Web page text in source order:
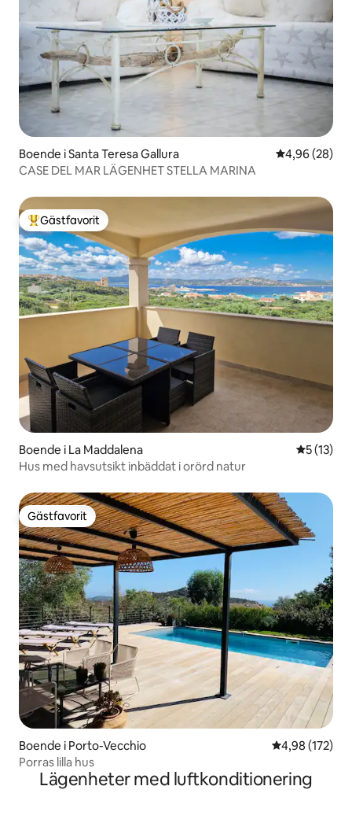
Boende i Santa Teresa Gallura 4,96 av 5 i
4,96 (28)
CASE DEL MAR LÄGENHET STELLA MARINA
Populär gästfavorit
Gästfavorit
Boende i La Maddalena 5 av 5 i
5 (13)
Hus med havsutsikt inbäddat i orörd natur
Gästfavorit
Gästfavorit
Boende i Porto-Vecchio 4,98 av 5 i
4,98 (172)
Porras lilla hus
Lägenheter med luftkonditionering